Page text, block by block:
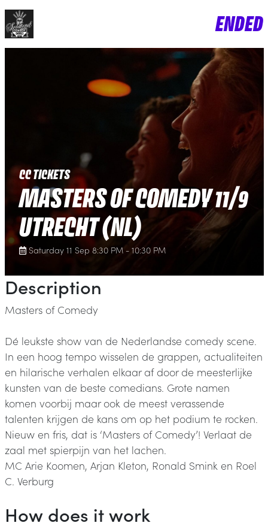
ENDED
CC TICKETS
MASTERS OF COMEDY 11/9
UTRECHT (NL)
Saturday 11 Sep 8:30 PM - 10:30 PM
Description
Masters of Comedy
Dé leukste show van de Nederlandse comedy scene.
In een hoog tempo wisselen de grappen, actualiteiten
en hilarische verhalen elkaar af door de meesterlijke
kunsten van de beste comedians. Grote namen
komen voorbij maar ook de meest verassende
talenten krijgen de kans om op het podium te rocken.
Nieuw en fris, dat is ‘Masters of Comedy’! Verlaat de
zaal met spierpijn van het lachen.
MC Arie Koomen, Arjan Kleton, Ronald Smink en Roel
C. Verburg
How does it work